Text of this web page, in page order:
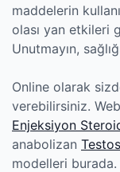
maddelerin
olası yan etkileri
Unutmayın,
Online olarak
verebilirsiniz.
Enjeksiyon
anabolizan
modelleri